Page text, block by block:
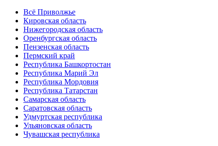
Всё Приволжье
Кировская область
Нижегородская область
Оренбургская область
Пензенская область
Пермский край
Республика Башкортостан
Республика Марий Эл
Республика Мордовия
Республика Татарстан
Самарская область
Саратовская область
Удмуртская республика
Ульяновская область
Чувашская республика